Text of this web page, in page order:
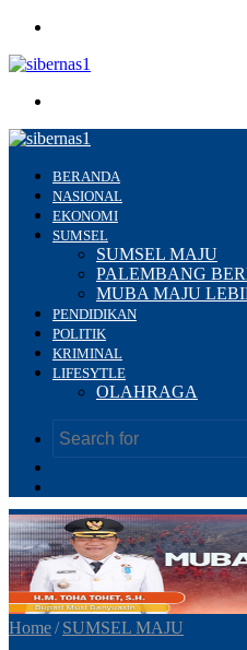
BERANDA
NASIONAL
EKONOMI
SUMSEL
SUMSEL MAJU
PALEMBANG
MUBA MAJU
PENDIDIKAN
POLITIK
KRIMINAL
LIFESYTLE
OLAHRAGA
Home/ SUMSEL MAJU